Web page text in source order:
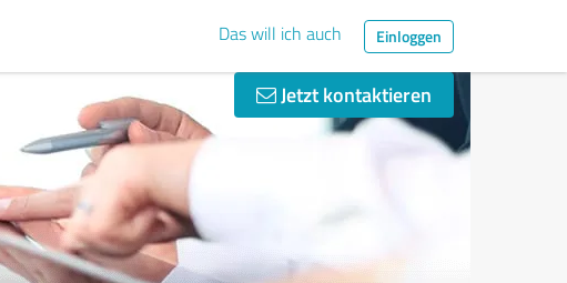
Das will ich auch Einloggen
Jetzt kontaktieren